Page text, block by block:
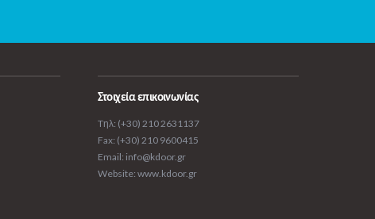
Στοιχεία επικοινωνίας
Tηλ: (+30) 210 2631137
Fax: (+30) 210 9600415
Email: info@kdoor.gr
Website: www.kdoor.gr